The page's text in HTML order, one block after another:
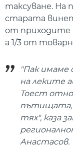
таксуване. На
старата
от приходите
а 1/3 от
"Пак имаме
на леките
Тоест
пътищата,
тях", каза
Анастасов.